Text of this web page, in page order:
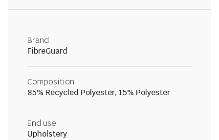
Brand
FibreGuard
Composition
85% Recycled Polyester, 15% Polyester
End use
Upholstery